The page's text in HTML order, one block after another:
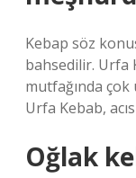
Kebap söz
bahsedilir. Urfa
mutfağında
Urfa Kebab,
Oğlak